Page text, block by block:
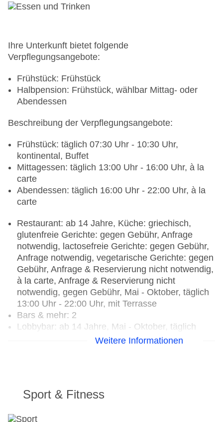
Ihre Unterkunft bietet folgende
Verpflegungsangebote:
Frühstück: Frühstück
Halbpension: Frühstück, wählbar Mittag- oder
Abendessen
Beschreibung der Verpflegungsangebote:
Frühstück: täglich 07:30 Uhr - 10:30 Uhr,
kontinental, Buffet
Mittagessen: täglich 13:00 Uhr - 16:00 Uhr, à la
carte
Abendessen: täglich 16:00 Uhr - 22:00 Uhr, à la
carte
Restaurant: ab 14 Jahre, Küche: griechisch,
glutenfreie Gerichte: gegen Gebühr, Anfrage
notwendig, lactosefreie Gerichte: gegen Gebühr,
Anfrage notwendig, vegetarische Gerichte: gegen
Gebühr, Anfrage & Reservierung nicht notwendig,
à la carte, Anfrage & Reservierung nicht
notwendig, gegen Gebühr, Mai - Oktober, täglich
13:00 Uhr - 22:00 Uhr, mit Terrasse
Bars & mehr: 2
Lobbybar: ab 14 Jahre, Mai - Oktober, täglich
08:30 Uhr - 22:00 Uhr, gegen Gebühr
Weitere Informationen
Sport & Fitness